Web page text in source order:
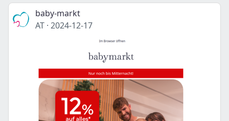
baby-markt
AT · 2024-12-17